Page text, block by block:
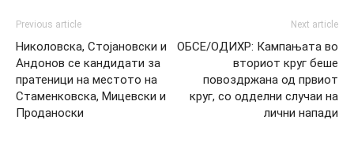
Previous article
Николовска, Стојановски и
Андонов се кандидати за
пратеници на местото на
Стаменковска, Мицевски и
Проданоски
Next article
ОБСЕ/ОДИХР: Кампањата во
вториот круг беше
повоздржана од првиот
круг, со одделни случаи на
лични напади